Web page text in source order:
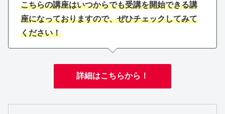
こちらの講座はいつからでも受講を開始できる講
座になっておりますので、ぜひチェックしてみて
ください！
詳細はこちらから！